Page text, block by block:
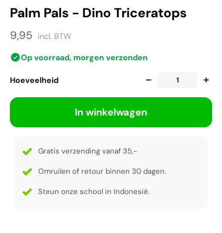
Palm Pals - Dino Triceratops
9,95 incl. BTW
Op voorraad, morgen verzonden
Hoeveelheid
In winkelwagen
Gratis verzending vanaf 35,-
Omruilen of retour binnen 30 dagen.
Steun onze school in Indonesië.